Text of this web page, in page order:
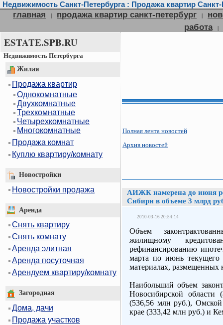
Недвижимость Санкт-Петербурга : Продажа квартир
главная | продажа квартир санкт-петербург |
работа
|
ESTATE.SPB.RU
Недвижимость Петербурга
Жилая
Продажа квартир
Однокомнатные
Двухкомнатные
Трехкомнатные
Четырехкомнатные
Многокомнатные
Продажа комнат
Куплю квартиру/комнату
Новостройки
Новостройки продажа
Аренда
Снять квартиру
Снять комнату
Аренда элитная
Аренда посуточная
Арендуем квартиру/комнату
Загородная
Дома, дачи
Продажа участков
Полная лента новостей
Архив новостей
АИЖК намерена до июня
Сибири в объеме 3 млрд
2010-03-16 20:54:14
Объем
жилищному
рефинансированию
марта по июнь текущего
материалах,
Наибольший объем
Новосибирской области
(536,56 млн руб.),
крае (333,42 млн руб.) и